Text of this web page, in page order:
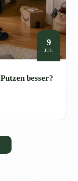
9
JUL
besser?